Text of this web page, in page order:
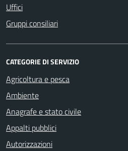
Uffici
Gruppi consiliari
CATEGORIE DI SERVIZIO
Agricoltura e pesca
Ambiente
Anagrafe e stato civile
Appalti pubblici
Autorizzazioni